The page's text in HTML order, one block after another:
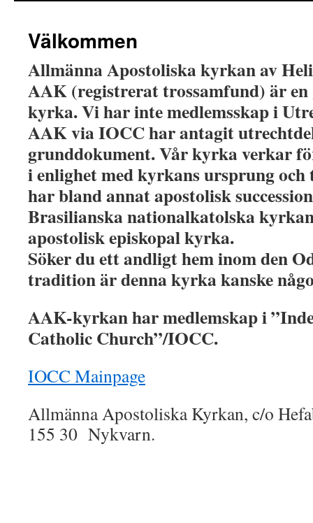
Välkommen
Allmänna Apostoliska kyrkan av
AAK (registrerat trossamfund) är
kyrka. Vi har inte medlemsskap i
AAK via IOCC har antagit
grunddokument. Vår kyrka verkar
i enlighet med kyrkans ursprung
har bland annat apostolisk
Brasilianska nationalkatolska
apostolisk episkopal kyrka.
Söker du ett andligt hem inom den
tradition är denna kyrka kanske
AAK-kyrkan har medlemskap i
Catholic Church”/IOCC.
IOCC Mainpage
Allmänna Apostoliska Kyrkan, c/o
155 30 Nykvarn.